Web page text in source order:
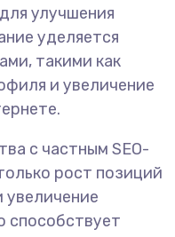
улучшения
уделяется
такими как
и увеличение
с частным SEO-
рост позиций
увеличение
способствует